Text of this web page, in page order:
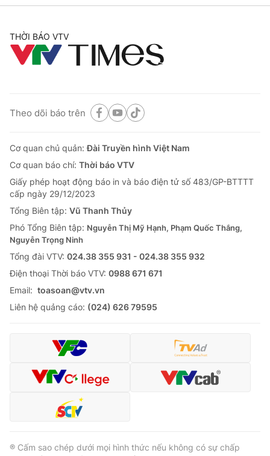
THỜI BÁO VTV
Theo dõi báo trên
Cơ quan chủ quản:Đài Truyền hình Việt Nam
Cơ quan báo chí: Thời báo VTV
Giấy phép hoạt động báo in và báo điện tử số 483/GP-BTTTT
cấp ngày 29/12/2023
Tổng Biên tập: Vũ Thanh Thủy
Phó Tổng Biên tập: Nguyễn Thị Mỹ Hạnh, Phạm Quốc Thắng,
Nguyễn Trọng Ninh
Tổng đài VTV: 024.38 355 931 - 024.38 355 932
Ðiện thoại Thời báo VTV: 0988 671 671
Email: toasoan@vtv.vn
Liên hệ quảng cáo: (024) 626 79595
® Cấm sao chép dưới mọi hình thức nếu không có sự chấp